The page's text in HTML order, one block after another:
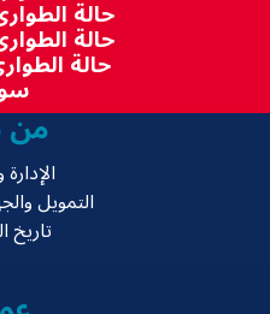
حالة
حالة
حالة
من
التمويل
تاريخ